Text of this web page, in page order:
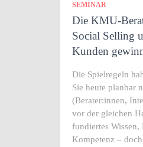
SEMINAR
Die KMU-
Social Selling
Kunden
Die Spielregeln
Sie heute planbar
(Berater:innen,
vor der gleichen
fundiertes
Kompetenz –